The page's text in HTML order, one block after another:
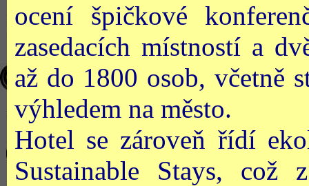
ocení špičkové
zasedacích místností a
až do 1800 osob, včetně
výhledem na město.
Hotel se zároveň řídí
Sustainable Stays,